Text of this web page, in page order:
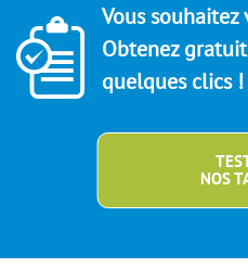
Vous souhaitez
Obtenez
quelques clics !
NOS